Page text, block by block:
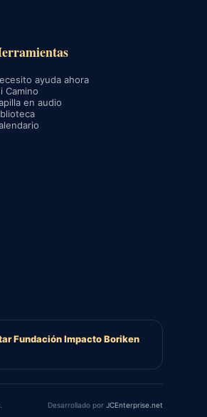
ayuda ahora
Camino
en audio
Fundación Impacto Boriken
Desarrollado por JCEnterprise.net